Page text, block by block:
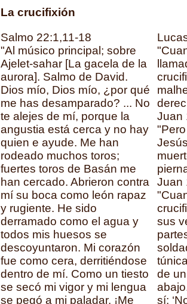
La crucifixión
Salmo 22:1,11-18
"Al músico principal; sobre
Ajelet-sahar [La gacela de la
aurora]. Salmo de David.
Dios mío, Dios mío, ¿por qué
me has desamparado? ... No
te alejes de mí, porque la
angustia está cerca y no hay
quien e ayude. Me han
rodeado muchos toros;
fuertes toros de Basán me
han cercado. Abrieron contra
mí su boca como león rapaz
y rugiente. He sido
derramado como el agua y
todos mis huesos se
descoyuntaron. Mi corazón
fue como cera, derritiéndose
dentro de mí. Como un tiesto
se secó mi vigor y mi lengua
se pegó a mi paladar. ¡Me
Juan
Juan
sus
de
sí: